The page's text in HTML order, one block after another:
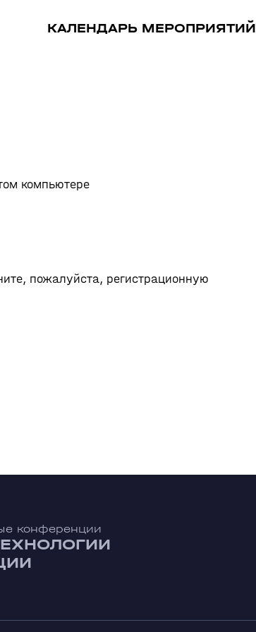
КАЛЕНДАРЬ МЕРОПРИЯТИЙ
компьютере
пожалуйста, регистрационную
конференции